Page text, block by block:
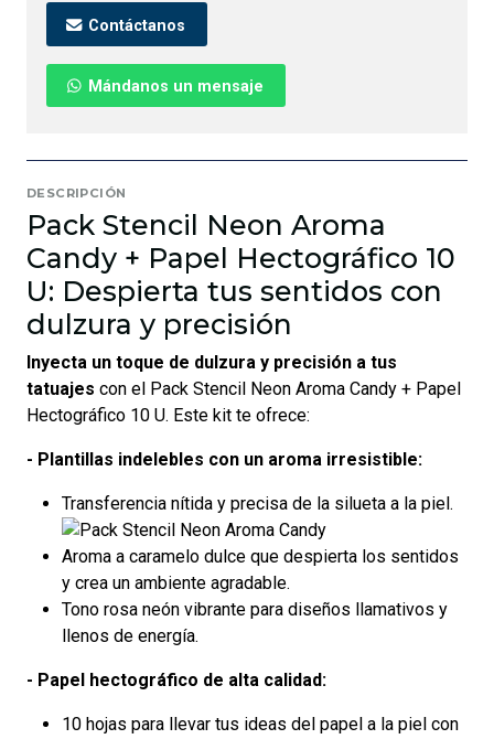
Contáctanos
Mándanos un mensaje
DESCRIPCIÓN
Pack Stencil Neon Aroma
Candy + Papel Hectográfico 10
U: Despierta tus sentidos con
dulzura y precisión
Inyecta un toque de dulzura y precisión a tus
tatuajes con el Pack Stencil Neon Aroma Candy + Papel
Hectográfico 10 U. Este kit te ofrece:
- Plantillas indelebles con un aroma irresistible:
Transferencia nítida y precisa de la silueta a la piel.
Aroma a caramelo dulce que despierta los sentidos
y crea un ambiente agradable.
Tono rosa neón vibrante para diseños llamativos y
llenos de energía.
- Papel hectográfico de alta calidad:
10 hojas para llevar tus ideas del papel a la piel con